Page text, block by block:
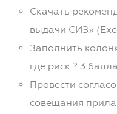
Скачать
выдачи СИЗ»
Заполнить
где риск ? 3
Провести
совещания